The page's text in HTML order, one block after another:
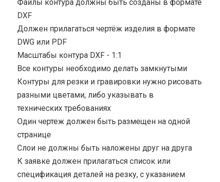
Файлы контура должны быть созданы в формате
DXF
Должен прилагаться чертёж изделия в формате
DWG или PDF
Масштабы контура DXF - 1:1
Все контуры необходимо делать замкнутыми
Контуры для резки и гравировки нужно рисовать
разными цветами, либо указывать в
технических требованиях
Один чертеж должен быть размещен на одной
странице
Cлои не должны быть наложены друг на друга
К заявке должен прилагаться список или
спецификация деталей на резку, с указанием